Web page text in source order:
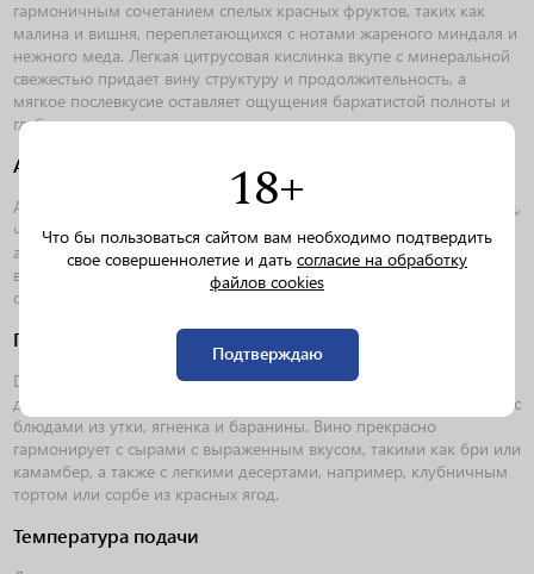
18+
Что бы пользоваться сайтом вам необходимо подтвердить
свое совершеннолетие и дать согласие на обработку
файлов cookies
Подтверждаю
гармоничным сочетанием спелых красных фруктов, таких как
малина и вишня, переплетающихся с нотами жареного миндаля и
нежного меда. Легкая цитрусовая кислинка вкупе с минеральной
свежестью придает вину структуру и продолжительность, а
мягкое послевкусие оставляет ощущения бархатистой полноты и
глубины.
Аромат
Аромат богатый и выразительный, с яркими нотами красных ягод,
черной смородины и граната, которые прекрасно сочетаются с
акцентами розы и белых цветов. Легкие оттенки печеного хлеба,
ванили и лесных орехов добавляют аромату невероятную
сложность и глубину, что делает его по-настоящему уникальным.
Гастрономические сочетания
Dom Pérignon Rosé Vintage 2006 идеально сочетает с
деликатесами, такими как фуа-гра, лобстер или устрицы, а также с
блюдами из утки, ягненка и баранины. Вино прекрасно
гармонирует с сырами с выраженным вкусом, такими как бри или
камамбер, а также с легкими десертами, например, клубничным
тортом или сорбе из красных ягод.
Температура подачи